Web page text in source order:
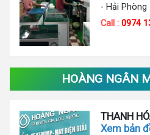
- Hải Phòng
Call :0974
HOÀNG NGÂN
THANH
Xem bản